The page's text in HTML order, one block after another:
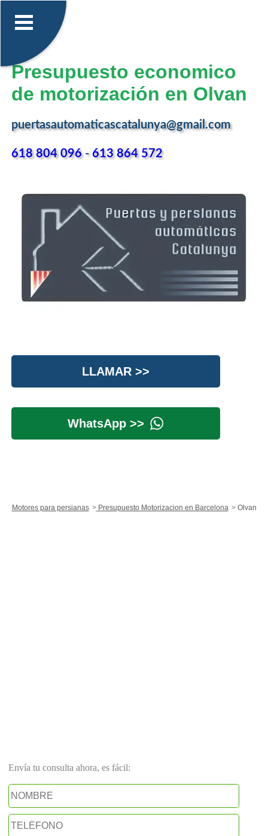
Presupuesto economico
de motorización en Olvan
puertasautomaticascatalunya@gmail.com
618 804 096-613 864 572
LLAMAR >>
WhatsApp >>
Motores para persianas Presupuesto Motorizacion en Barcelona Olvan
Envía tu consulta ahora, es fácil: